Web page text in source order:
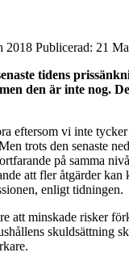
2018 Publicerad: 21
tidens
den är inte nog.
eftersom vi inte
trots den senaste
på samma
att fler åtgärder kan
enligt tidningen.
att minskade risker
skuldsättning